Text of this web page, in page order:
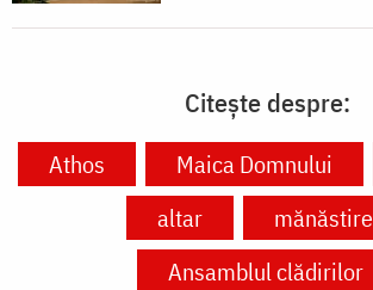
Citește despre:
Athos Maica Domnului
altar
mănăstire
Ansamblul clădirilor